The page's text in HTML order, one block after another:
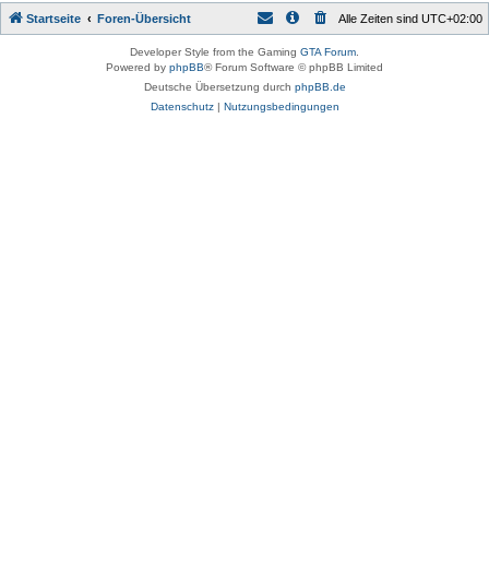
Startseite Foren-Übersicht Alle Zeiten sind UTC+02:00
Developer Style from the Gaming GTA Forum
Powered by phpBB® Forum Software © phpBB Limited
Deutsche Übersetzung durch phpBB.de
Datenschutz| Nutzungsbedingungen